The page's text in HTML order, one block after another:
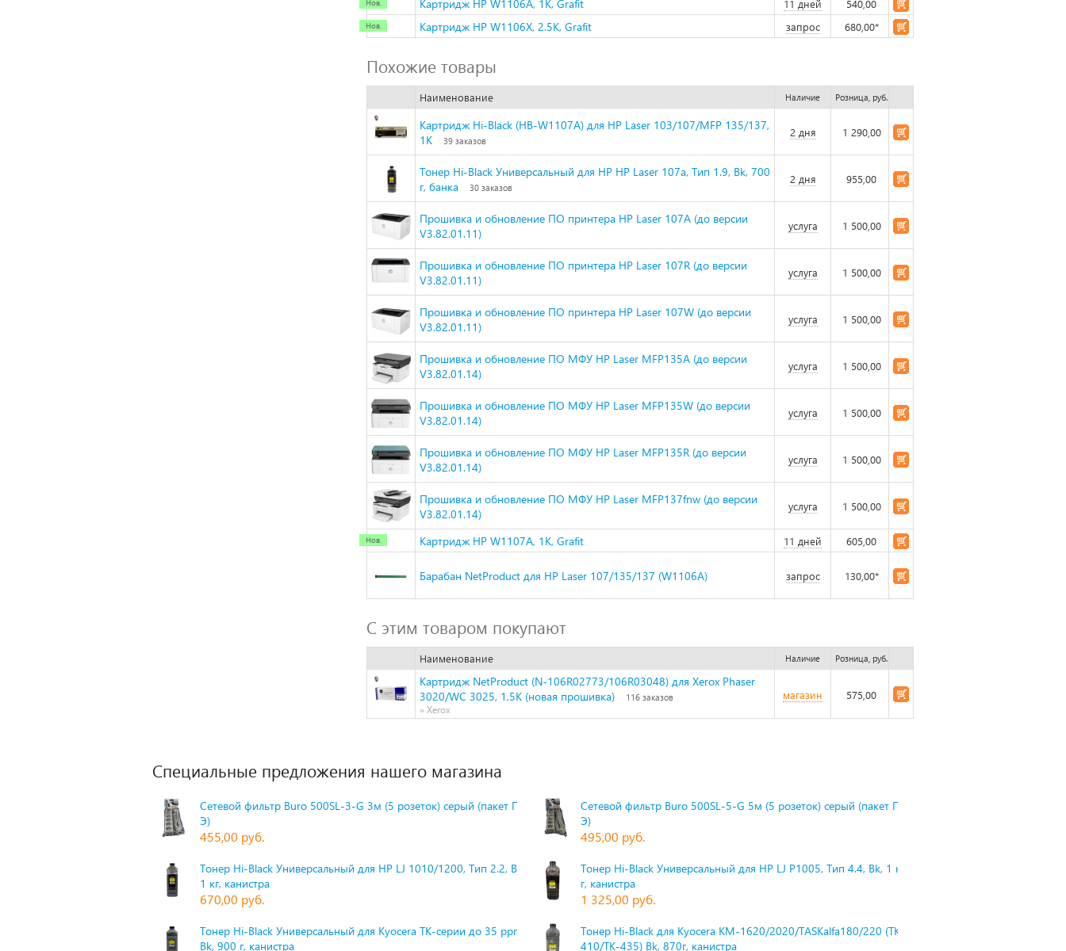
Картридж HP W1106A, 1K, Grafit 11 дней 540,00
Картридж HP W1106X, 2.5K, Grafit запрос 680,00*
Похожие товары
Наименование Наличие Розница, руб.
Картридж Hi-Black (HB-W1107A) для HP Laser 103/107/MFP 135/137,
1K
39 заказов
2 дня 1 290,00
Тонер Hi-Black Универсальный для HP HP Laser 107а, Тип 1.9, Bk, 700
г, банка
30 заказов
2 дня 955,00
Прошивка и обновление ПО принтера HP Laser 107A (до версии
V3.82.01.11)
услуга 1 500,00
Прошивка и обновление ПО принтера HP Laser 107R (до версии
V3.82.01.11)
услуга 1 500,00
Прошивка и обновление ПО принтера HP Laser 107W (до версии
V3.82.01.11)
услуга 1 500,00
Прошивка и обновление ПО МФУ HP Laser MFP135A (до версии
V3.82.01.14)
услуга 1 500,00
Прошивка и обновление ПО МФУ HP Laser MFP135W (до версии
V3.82.01.14)
услуга 1 500,00
Прошивка и обновление ПО МФУ HP Laser MFP135R (до версии
V3.82.01.14)
услуга 1 500,00
Прошивка и обновление ПО МФУ HP Laser MFP137fnw (до версии
V3.82.01.14)
услуга 1 500,00
Картридж HP W1107A, 1K, Grafit 11 дней 605,00
Барабан NetProduct для HP Laser 107/135/137 (W1106A) запрос 130,00*
С этим товаром покупают
Наименование Наличие Розница, руб.
Картридж NetProduct (N-106R02773/106R03048) для Xerox Phaser
3020/WC 3025, 1,5K (новая прошивка)
116 заказов
» Xerox
магазин 575,00
Специальные предложения нашего магазина
Сетевой фильтр Buro 500SL-3-G 3м (5 розеток) серый (пакет П
Э)
455,00 руб.
Сетевой фильтр Buro 500SL-5-G 5м (5 розеток) серый (пакет П
Э)
495,00 руб.
Тонер Hi-Black Универсальный для HP LJ 1010/1200, Тип 2.2, Bk,
1 кг, канистра
670,00 руб.
Тонер Hi-Black Универсальный для HP LJ P1005, Тип 4.4, Bk, 1 к
г, канистра
1 325,00 руб.
Тонер Hi-Black Универсальный для Kyocera TK-серии до 35 ppm,
Bk, 900 г, канистра
Тонер Hi-Black для Kyocera KM-1620/2020/TASKalfa180/220 (TK-
410/TK-435) Bk, 870г, канистра